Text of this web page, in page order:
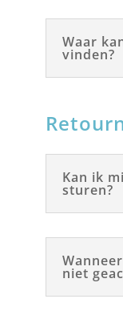
Waar
vinden?
Kan ik
sturen?
niet